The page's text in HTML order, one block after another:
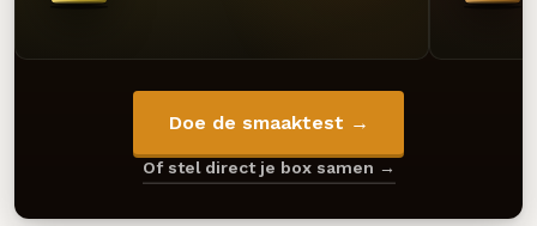
Doe de smaaktest →
Of stel direct je box samen →